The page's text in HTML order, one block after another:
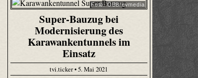
Foto: ÖBB/evmedia
Super-Bauzug bei
Modernisierung des
Karawankentunnels im
Einsatz
tvi.ticker • 5. Mai 2021